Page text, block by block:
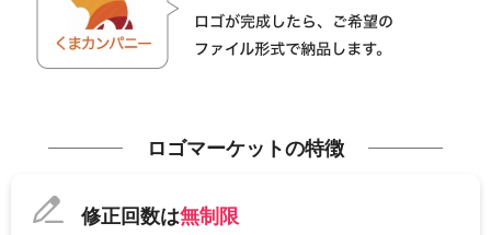
ロゴマーケットの特徴
修正回数は無制限